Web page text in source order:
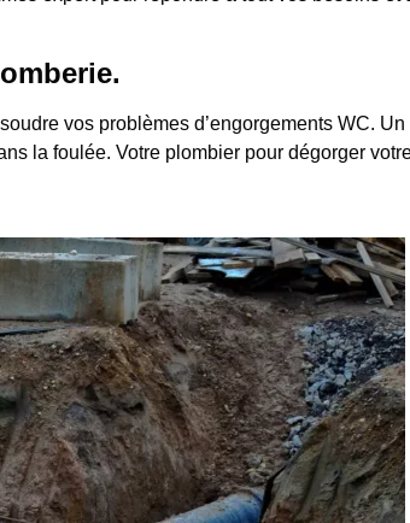
vos problèmes d’engorgements WC.
la foulée. Votre plombier pour dégorger